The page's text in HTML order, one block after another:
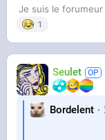
Je suis le
1
Seulet
Bordelent